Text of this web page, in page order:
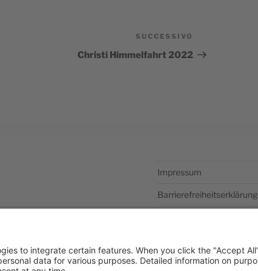
successivo
SUCCESSIVO
Christi Himmelfahrt 2022
Impressum
Barrierefreiheitserklärung